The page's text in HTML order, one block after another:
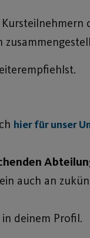
hier für unser
auch an
deinem Profil.